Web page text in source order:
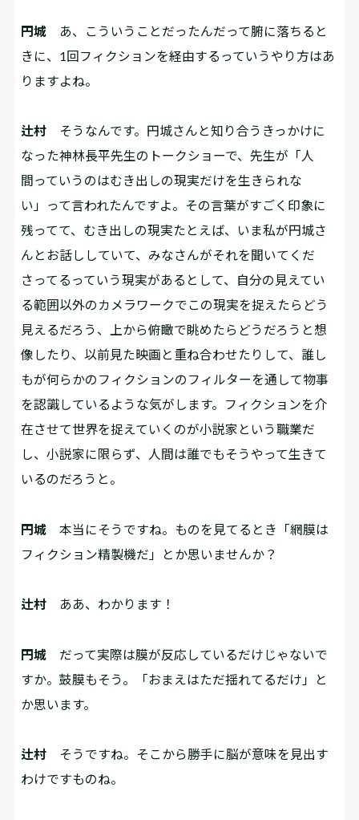
円城 あ、こういうことだったんだって腑に落ちると
きに、1回フィクションを経由するっていうやり方はあ
りますよね。
辻村 そうなんです。円城さんと知り合うきっかけに
なった神林長平先生のトークショーで、先生が「人
間っていうのはむき出しの現実だけを生きられな
い」って言われたんですよ。その言葉がすごく印象に
残ってて、むき出しの現実たとえば、いま私が円城さ
んとお話ししていて、みなさんがそれを聞いてくだ
さってるっていう現実があるとして、自分の見えてい
る範囲以外のカメラワークでこの現実を捉えたらどう
見えるだろう、上から俯瞰で眺めたらどうだろうと想
像したり、以前見た映画と重ね合わせたりして、誰し
もが何らかのフィクションのフィルターを通して物事
を認識しているような気がします。フィクションを介
在させて世界を捉えていくのが小説家という職業だ
し、小説家に限らず、人間は誰でもそうやって生きて
いるのだろうと。
円城 本当にそうですね。ものを見てるとき「網膜は
フィクション精製機だ」とか思いませんか？
辻村 ああ、わかります！
円城 だって実際は膜が反応しているだけじゃないで
すか。鼓膜もそう。「おまえはただ揺れてるだけ」と
か思います。
辻村 そうですね。そこから勝手に脳が意味を見出す
わけですものね。